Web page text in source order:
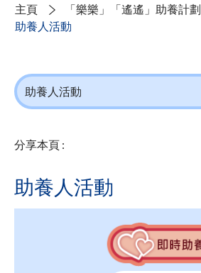
主頁
「樂樂」「遙遙」助養計劃
助養人活動
助養人活動
分享本頁 :
助養人活動